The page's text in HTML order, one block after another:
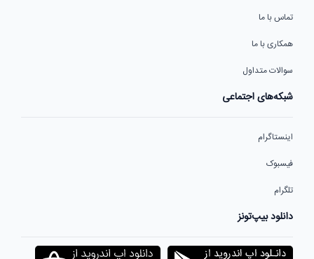
تماس با ما
همکاری با ما
سوالات متداول
شبکه‌های اجتماعی
اینستاگرام
فیسبوک
تلگرام
دانلود بیپ‌تونز